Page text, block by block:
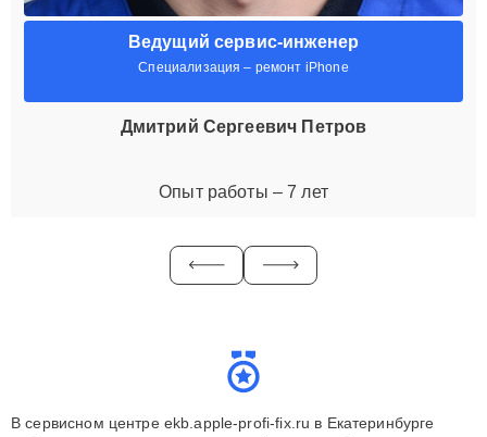
Ведущий сервис-инженер
Специализация – ремонт iPhone
Дмитрий Сергеевич Петров
Опыт работы – 7 лет
В сервисном центре ekb.apple-profi-fix.ru в Екатеринбурге